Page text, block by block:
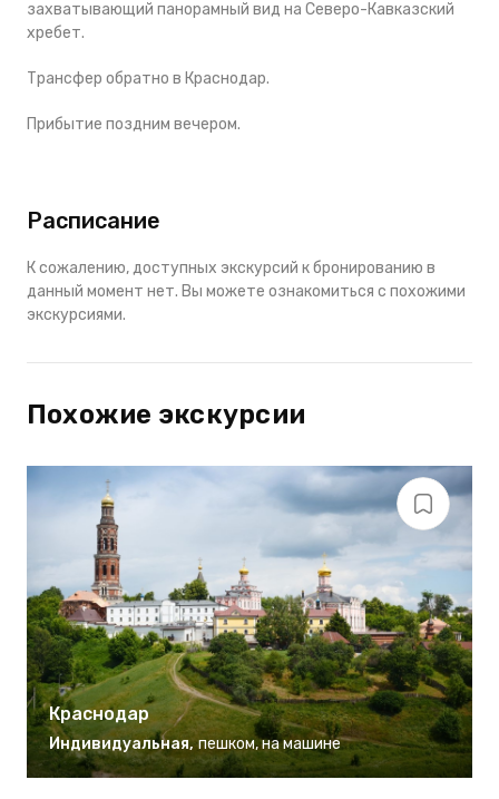
захватывающий панорамный вид на Северо-Кавказский
хребет.
Трансфер обратно в Краснодар.
Прибытие поздним вечером.
Расписание
К сожалению, доступных экскурсий к бронированию в
данный момент нет. Вы можете ознакомиться с похожими
экскурсиями.
Похожие экскурсии
Краснодар
Индивидуальная, пешком, на машине